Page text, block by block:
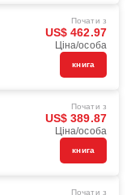
Почати з
US$ 462.97
Ціна/особа
книга
Почати з
US$ 389.87
Ціна/особа
книга
Почати з